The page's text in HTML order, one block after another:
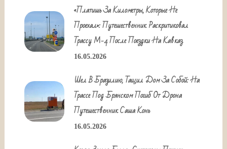
«Платишь За Километры, Которые Не
Проехал»: Путешественник Раскритиковал
Трассу М-4 После Поездки На Кавказ
16.05.2026
Шел В Бразилию, Тащил Дом За Собой: На
Трассе Под Брянском Погиб От Дрона
Путешественник Саша Конь
16.05.2026